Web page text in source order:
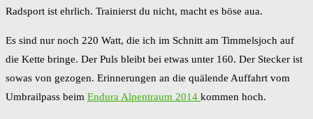
Radsport ist ehrlich. Trainierst du nicht, macht es böse aua.
Es sind nur noch 220 Watt, die ich im Schnitt am Timmelsjoch auf
die Kette bringe. Der Puls bleibt bei etwas unter 160. Der Stecker ist
sowas von gezogen. Erinnerungen an die quälende Auffahrt vom
Umbrailpass beim Endura Alpentraum 2014 kommen hoch.